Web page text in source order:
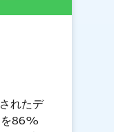
れたデ
を86%